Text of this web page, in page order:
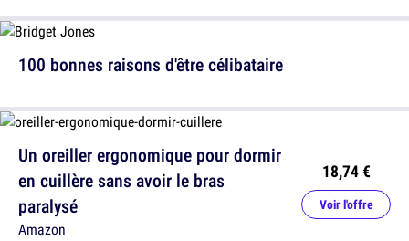
100 bonnes raisons d'être célibataire
Un oreiller ergonomique pour dormir
en cuillère sans avoir le bras
paralysé
Amazon
18,74 €
Voir l'offre